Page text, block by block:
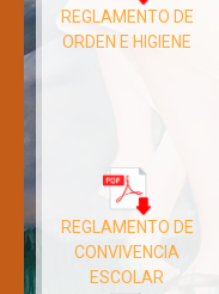
REGLAMENTO DE
ORDEN E HIGIENE
REGLAMENTO DE
CONVIVENCIA
ESCOLAR